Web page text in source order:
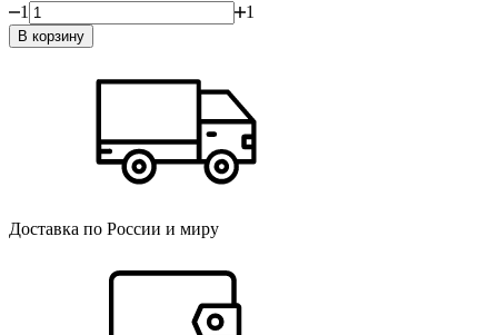
1
1
В корзину
Доставка по России и миру